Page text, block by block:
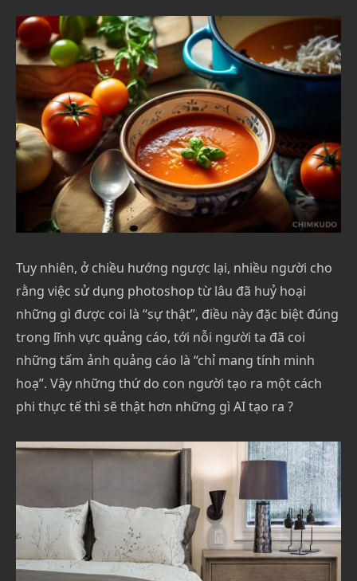
Tuy nhiên, ở chiều hướng ngược lại, nhiều người cho
rằng việc sử dụng photoshop từ lâu đã huỷ hoại
những gì được coi là “sự thật”, điều này đặc biệt đúng
trong lĩnh vực quảng cáo, tới nỗi người ta đã coi
những tấm ảnh quảng cáo là “chỉ mang tính minh
hoạ”. Vậy những thứ do con người tạo ra một cách
phi thực tế thì sẽ thật hơn những gì AI tạo ra ?